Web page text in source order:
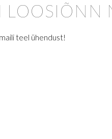
teel ühendust!